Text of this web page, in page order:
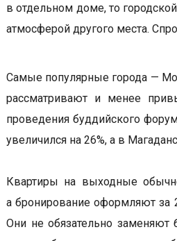
в отдельном доме, то
атмосферой другого места.
Самые популярные города —
рассматривают и менее
проведения буддийского
увеличился на 26%, а в
Квартиры на выходные
а бронирование оформляют за
Они не обязательно заменяют